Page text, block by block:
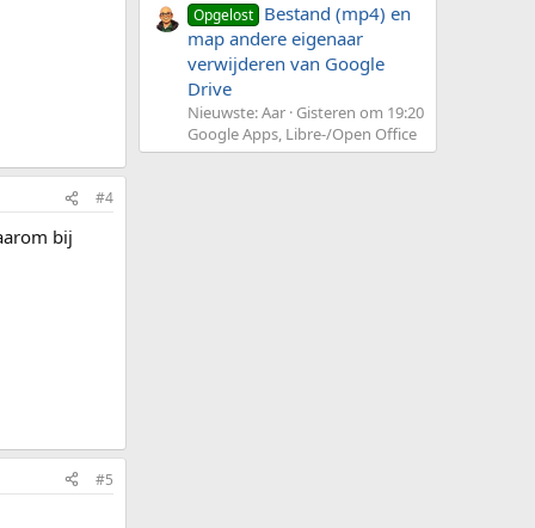
#4
bij
#5
Opgelost Bestand (mp4) en
map andere eigenaar
verwijderen van Google
Drive
Nieuwste: Aar Gisteren om 19:20
Google Apps, Libre-/Open Office